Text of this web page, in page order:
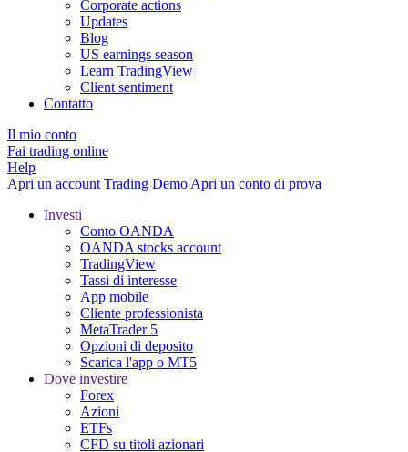
Corporate actions
Updates
Blog
US earnings season
Learn TradingView
Client sentiment
Contatto
Il mio conto
Fai trading online
Help
Apri un account Trading Demo Apri un conto di prova
Investi
Conto OANDA
OANDA stocks account
TradingView
Tassi di interesse
App mobile
Cliente professionista
MetaTrader 5
Opzioni di deposito
Scarica l'app o MT5
Dove investire
Forex
Azioni
ETFs
CFD su titoli azionari